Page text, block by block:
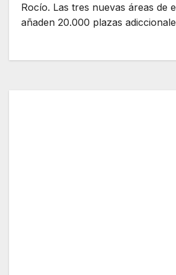
Rocío. Las tres nuevas áreas de
añaden 20.000 plazas